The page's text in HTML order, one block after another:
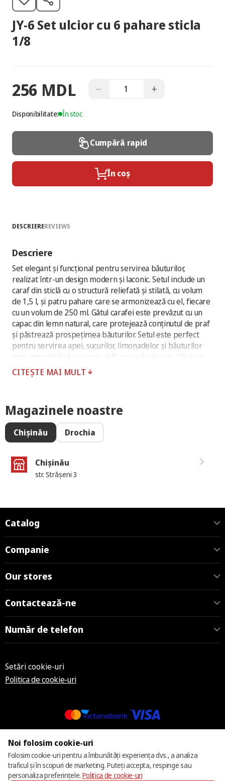
JY-6 Set ulcior cu 6 pahare sticla
1/8
256 MDL − +
Disponibilitate: În stoc
Cumpără rapid
În coș
DESCRIEREREVIEWS
Descriere
Set elegant și funcțional pentru servirea băuturilor,
realizat într-un design modern și laconic. Setul include un
caraf din sticlă cu o structură reliefată și stilată, cu volum
de 1,5 l, și patru pahare care se armonizează cu el, fiecare
cu un volum de 250 ml. Gâtul carafei este prevăzut cu un
capac din lemn natural, care protejează conținutul de praf
și păstrează prospețimea băuturilor. Setul este perfect
pentru servirea apei, sucurilor, limonadelor și băuturilor
reci, completând cu succes atât masa de zi cu zi, cât și pe
cea festivă. Cantitate în cutie: 8 seturi.
CITEȘTE MAI MULT
Magazinele noastre
Chișinău Drochia
Chișinău
str. Strășeni 3
Catalog
Companie
Our stores
Contactează-ne
Număr de telefon
Setări cookie-uri
Politica de cookie-uri
© 2013 – 2026 ECOM
Noi folosim cookie-uri
Folosim cookie-uri pentru a îmbunătăți experiența dvs., a analiza
traficul și în scopuri de marketing. Puteți accepta, respinge sau
personaliza preferințele. Politica de cookie-uri